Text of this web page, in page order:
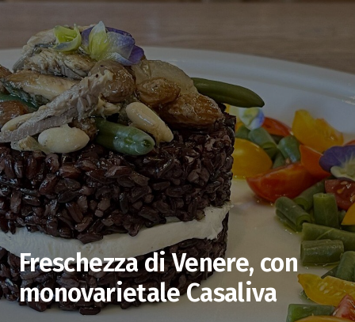
Freschezza di Venere, con
monovarietale Casaliva